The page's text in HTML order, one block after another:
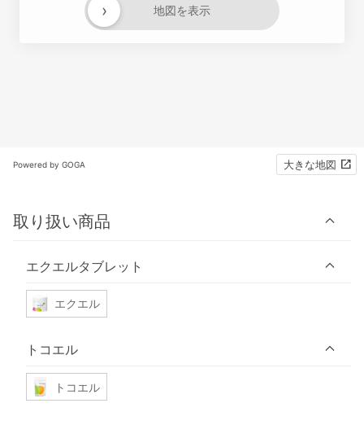
地図を表示
›
Powered by GOGA 大きな地図
取り扱い商品
エクエルタブレット
エクエル
トコエル
トコエル